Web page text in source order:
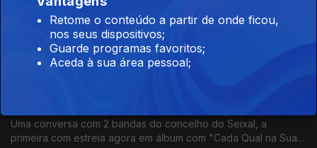
discos "O Som da Palavra - Vol. I", a estreia do 1.º em nome
próprio, e "Tordo com Banda Sinfónica Portuguesa", o mais
recente do autor de "Cavalo à Solta".
Ricardo Sebastião & Tomás Andrade e Zé Rui &
Uma conversa com 2 bandas do concelho do Seixal, a
primeira com estreia agora em álbum com "Cada Qual na Sua
Retome o conteúdo a partir de onde ficou,
nos seus dispositivos;
Guarde programas favoritos;
Aceda à sua área pessoal;